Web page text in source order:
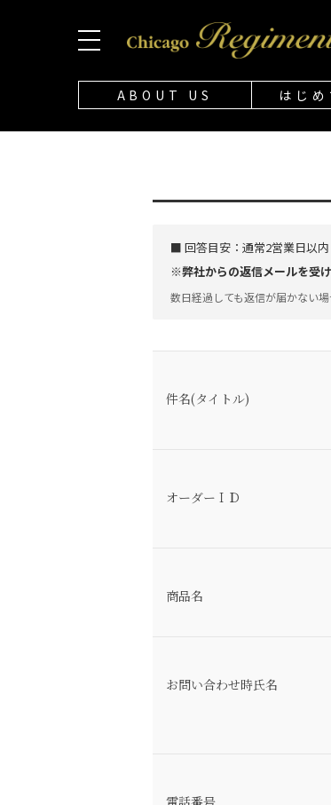
ABOUT US はじ
■ 回答目安： 通常2営業日以
※弊社からの返信メールを受
数日経過しても返信が届かない
件名(タイトル)
オーダーＩＤ
商品名
お問い合わせ時氏名
電話番号